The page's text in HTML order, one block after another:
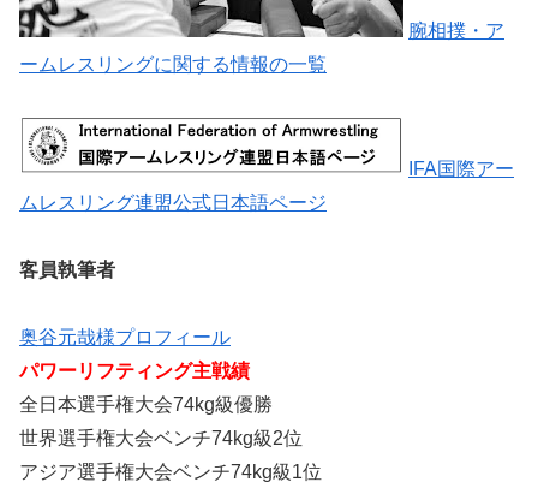
腕相撲・ア
ームレスリングに関する情報の一覧
IFA国際アー
ムレスリング連盟公式日本語ページ
客員執筆者
奥谷元哉様プロフィール
パワーリフティング主戦績
全日本選手権大会74kg級優勝
世界選手権大会ベンチ74kg級2位
アジア選手権大会ベンチ74kg級1位